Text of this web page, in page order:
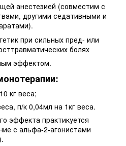
анестезией (совместим с
другими седативными и
при сильных пред- или
болях
эффектом.
кг веса;
п/к 0,04мл на 1кг веса.
эффекта практикуется
с альфа-2-агонистами